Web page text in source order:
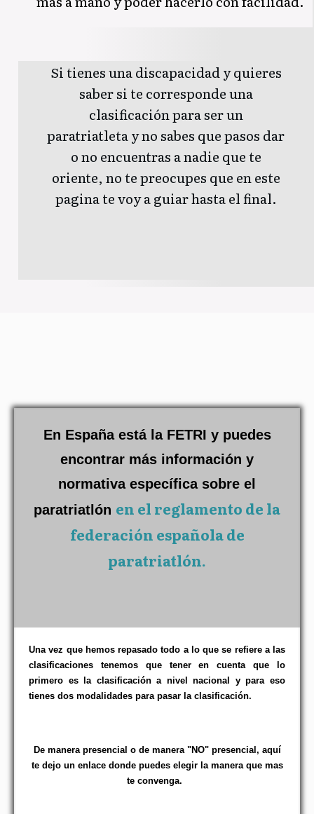
Si tienes una discapacidad y quieres
saber si te corresponde una
clasificación para ser un
paratriatleta y no sabes que pasos dar
o no encuentras a nadie que te
oriente, no te preocupes que en este
pagina te voy a guiar hasta el final.
En España está la FETRI y puedes
encontrar más información y
normativa específica sobre el
paratriatlón en el reglamento de la
federación española de
paratriatlón.
Una vez que hemos repasado todo a lo que se refiere a las
clasificaciones tenemos que tener en cuenta que lo
primero es la clasificación a nivel nacional y para eso
tienes dos modalidades para pasar la clasificación.
De manera presencial o de manera "NO" presencial​, aquí
te dejo un enlace donde puedes elegir la manera que mas
te convenga.